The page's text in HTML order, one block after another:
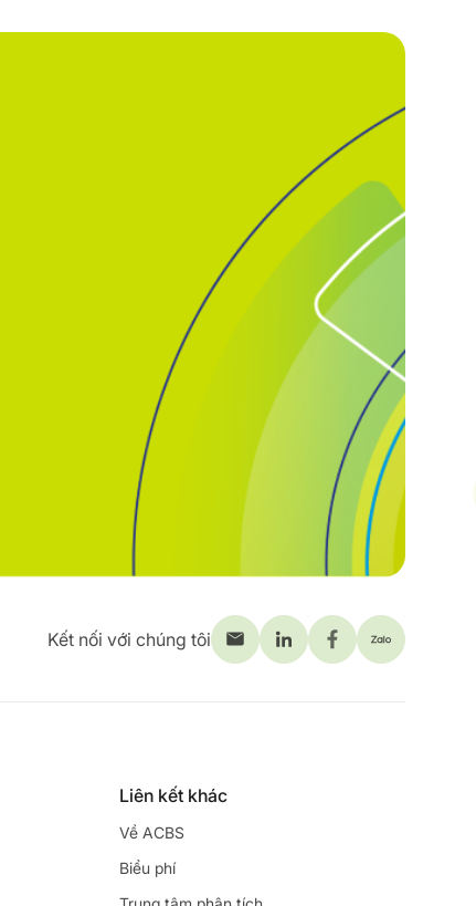
Kết nối với chúng tôi
Liên kết khác
Về ACBS
Biểu phí